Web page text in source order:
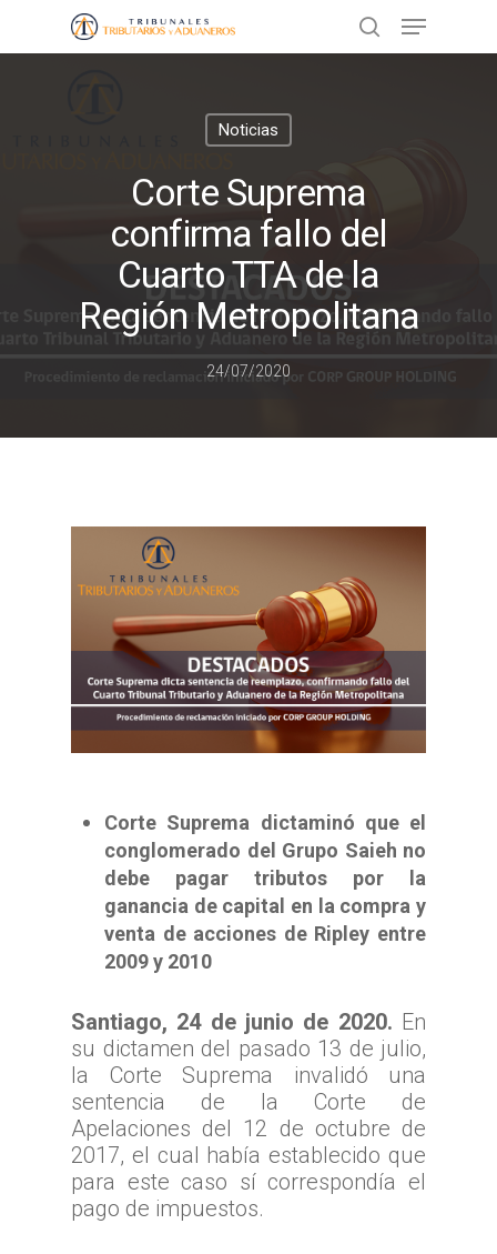
Presione ENTER para buscar o ESC
Noticias
Corte Suprema
confirma fallo del
Cuarto TTA de la
Región Metropolitana
24/07/2020
Corte Suprema dictaminó que el
conglomerado del Grupo Saieh no
debe pagar tributos por la
ganancia de capital en la compra y
venta de acciones de Ripley entre
2009 y 2010
Santiago, 24 de junio de 2020. En
su dictamen del pasado 13 de julio,
la Corte Suprema invalidó una
sentencia de la Corte de
Apelaciones del 12 de octubre de
2017, el cual había establecido que
para este caso sí correspondía el
pago de impuestos.